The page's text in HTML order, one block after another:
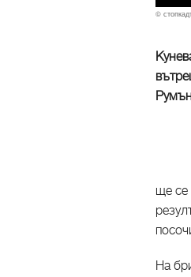
©
ще се
На